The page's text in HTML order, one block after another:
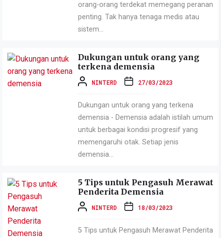
orang-orang terdekat memegang peranan
penting. Tak hanya tenaga medis atau
sistem...
Dukungan untuk orang yang
terkena demensia
NINTERD 27/03/2023
Dukungan untuk orang yang terkena
demensia - Demensia adalah istilah umum
untuk berbagai kondisi progresif yang
memengaruhi otak. Setiap jenis
demensia...
5 Tips untuk Pengasuh Merawat
Penderita Demensia
NINTERD 18/03/2023
5 Tips untuk Pengasuh Merawat Penderita